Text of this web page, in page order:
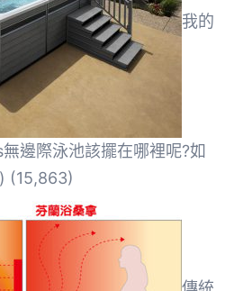
我的
邊際泳池該擺在哪裡呢?如
(15,863)